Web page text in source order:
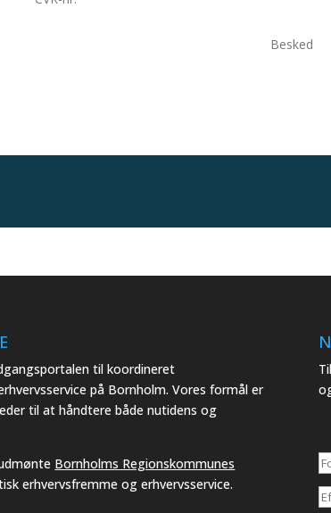
til koordineret
på Bornholm. Vores formål er
til at håndtere både nutidens og
Bornholms Regionskommunes
erhvervsfremme og erhvervsservice.